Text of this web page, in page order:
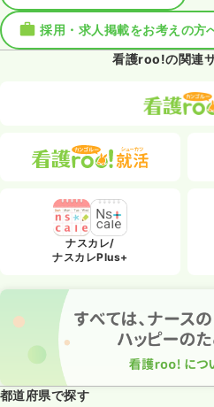
採用・求人掲載をお考えの方
看護roo!の関連
ナスカレ/
ナスカレPlus+
都道府県で探す